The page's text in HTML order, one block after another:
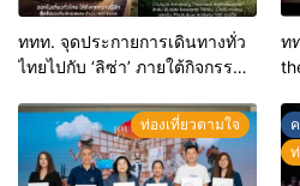
ททท. จุดประกายการเดินทางทั่ว
ไทยไปกับ ‘ลิซ่า’ ภายใต้กิจกรรม
Thailand’s Wonders” ชวนเที่ยว
ทั่วไทย ร่วมสนุก 2 วิธีลุ้นรับของ
ที่ระลึกสุดพิเศษ 5 สไตล์
ท
แ
ท่องเที่ยวตามใจ